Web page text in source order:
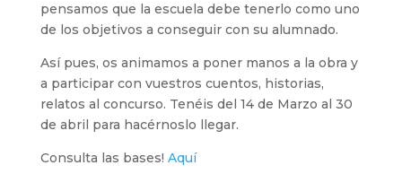
pensamos que la escuela debe tenerlo como uno
de los objetivos a conseguir con su alumnado.
Así pues, os animamos a poner manos a la obra y
a participar con vuestros cuentos, historias,
relatos al concurso. Tenéis del 14 de Marzo al 30
de abril para hacérnoslo llegar.
Consulta las bases! Aquí